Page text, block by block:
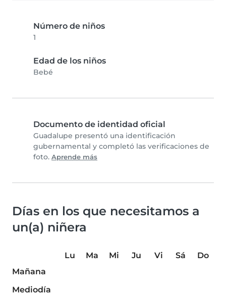
Número de niños
1
Edad de los niños
Bebé
Documento de identidad oficial
Guadalupe presentó una identificación
gubernamental y completó las verificaciones de
foto. Aprende más
Días en los que necesitamos a
un(a) niñera
Lu Ma Mi Ju Vi Sá
Do
Mañana
Mediodía